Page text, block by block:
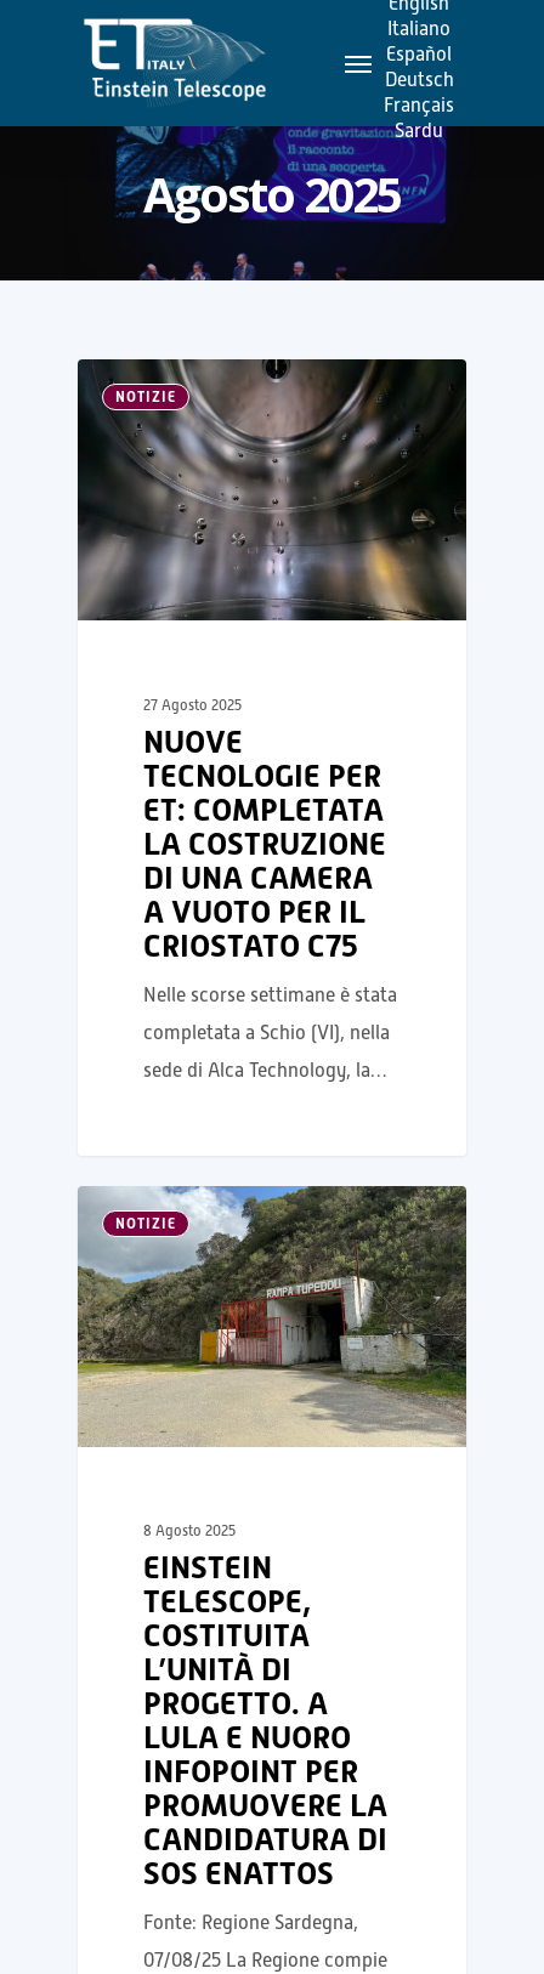
content
Menu
Italiano
Español
Deutsch
Français
Sardu
Agosto 2025
NOTIZIE
27 Agosto 2025
NUOVE
TECNOLOGIE PER
ET: COMPLETATA
LA COSTRUZIONE
DI UNA CAMERA
A VUOTO PER IL
CRIOSTATO C75
Nelle scorse settimane è stata
completata a Schio (VI), nella
sede di Alca Technology, la…
NOTIZIE
8 Agosto 2025
EINSTEIN
TELESCOPE,
COSTITUITA
L’UNITÀ DI
PROGETTO. A
LULA E NUORO
INFOPOINT PER
PROMUOVERE LA
CANDIDATURA DI
SOS ENATTOS
Fonte: Regione Sardegna,
07/08/25 La Regione compie